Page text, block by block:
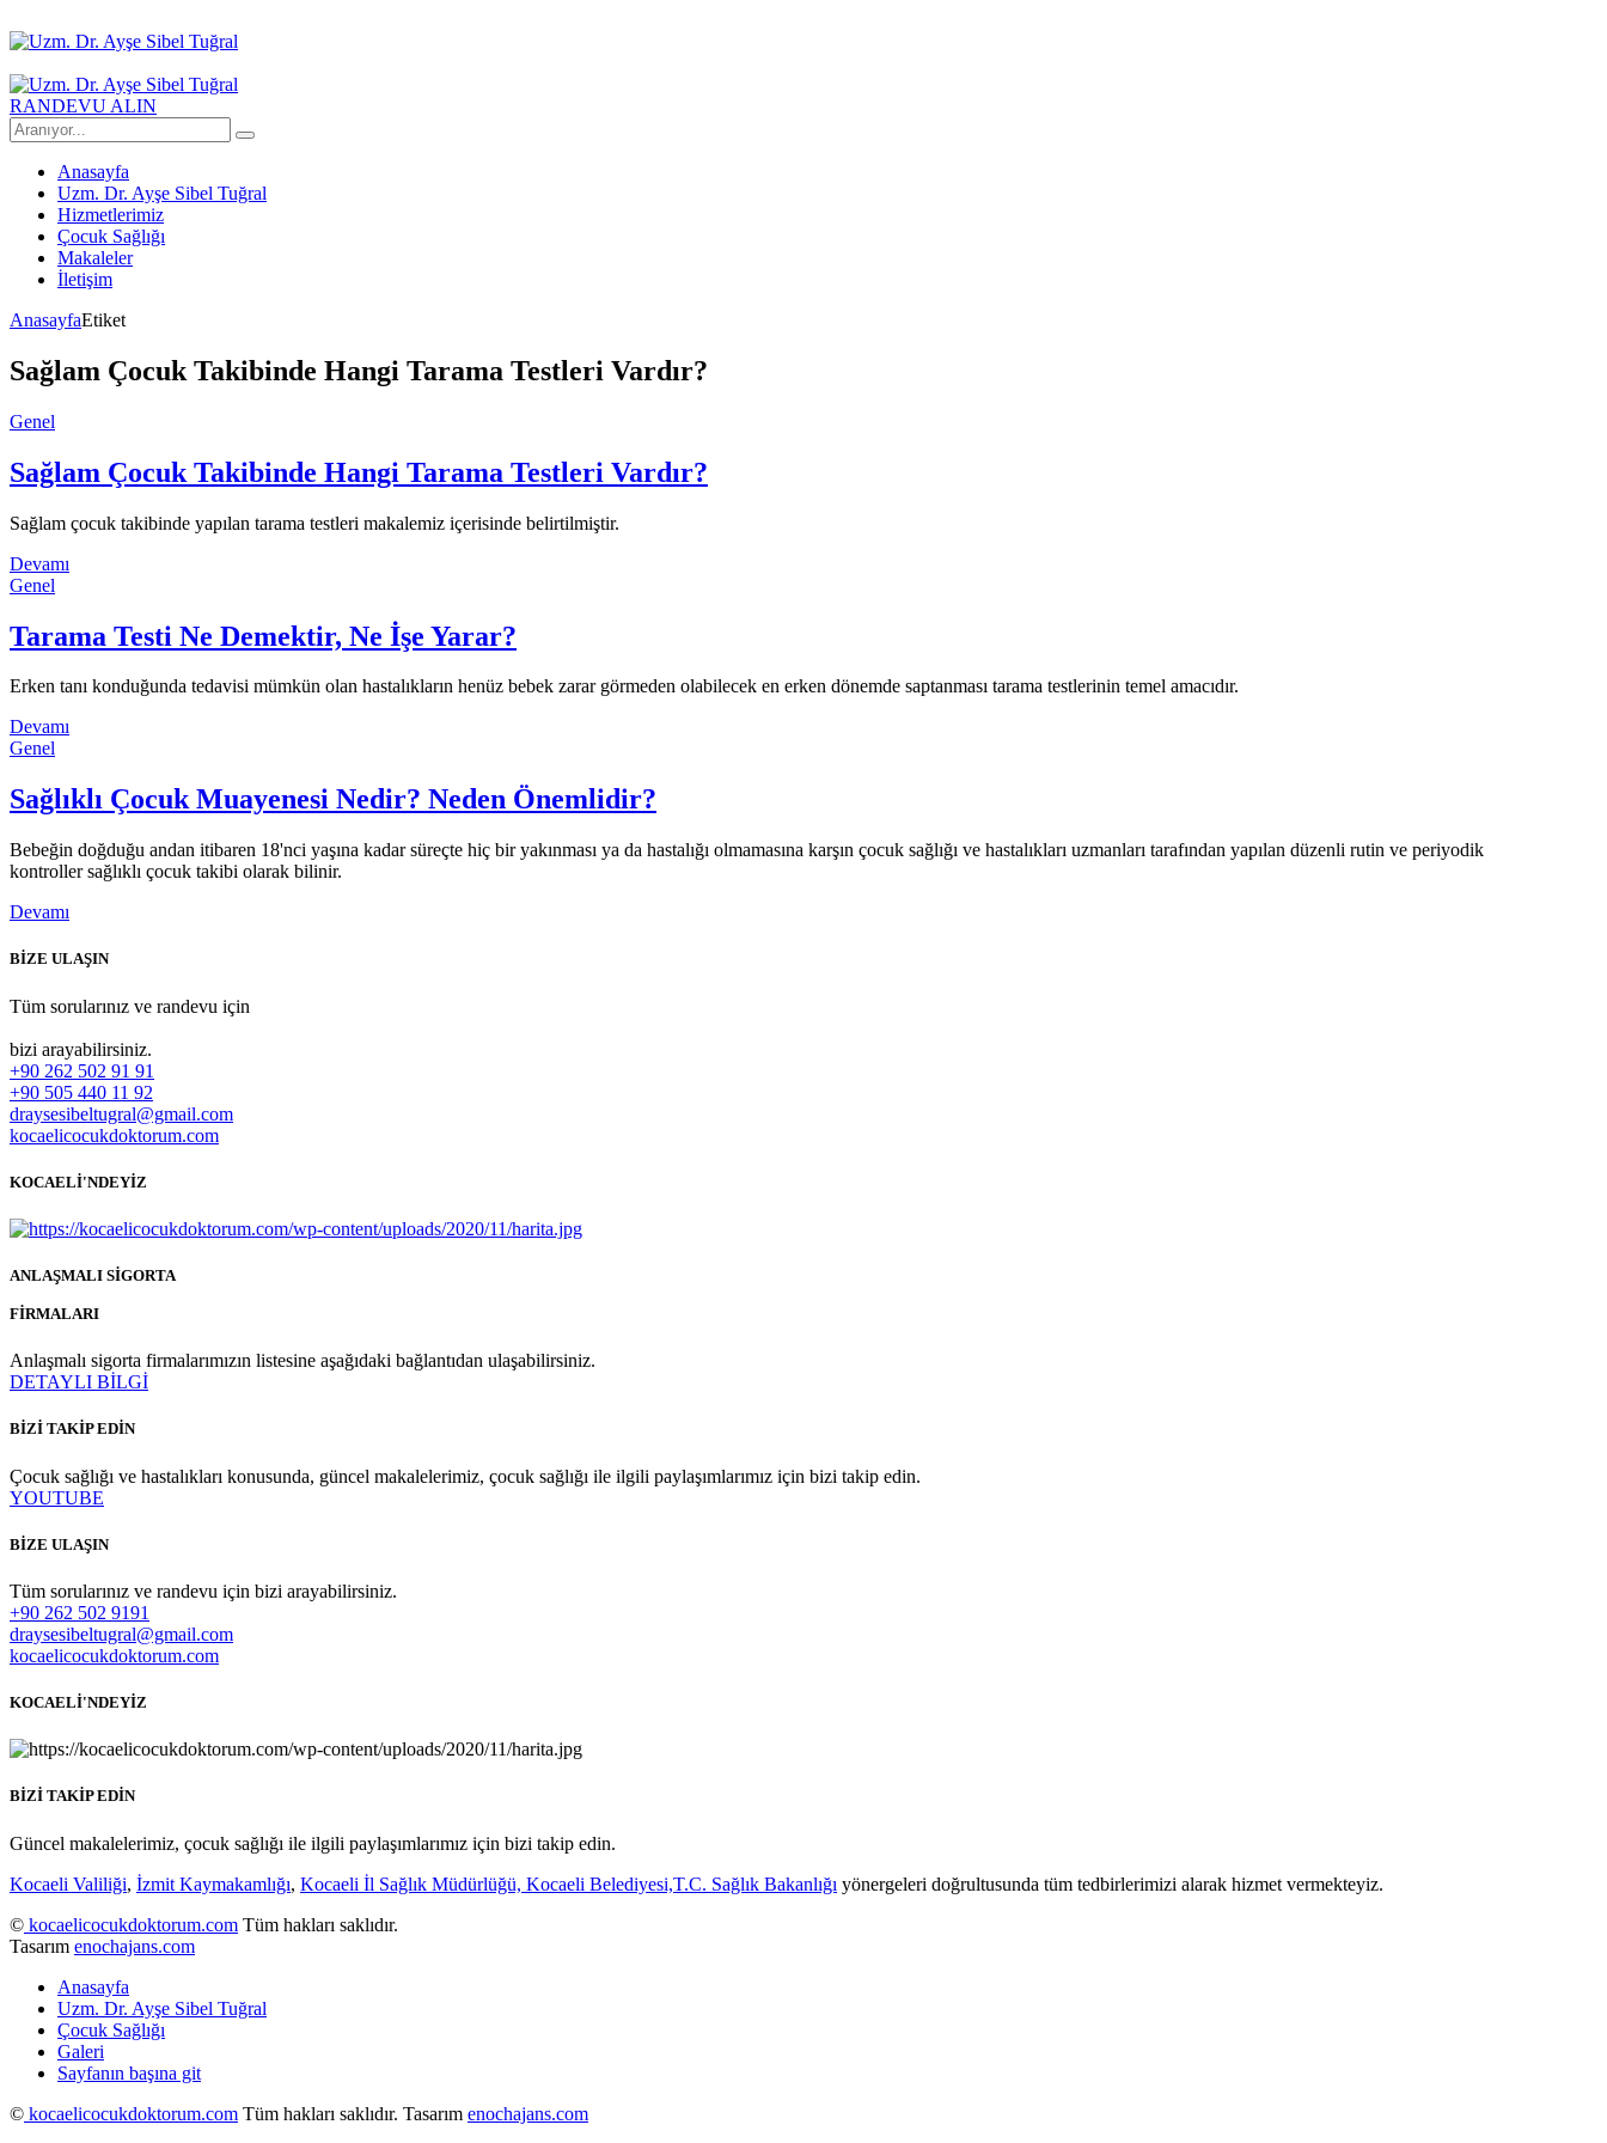
RANDEVU ALIN
Anasayfa
Uzm. Dr. Ayşe Sibel Tuğral
Hizmetlerimiz
Çocuk Sağlığı
Makaleler
İletişim
AnasayfaEtiket
Sağlam Çocuk Takibinde Hangi Tarama Testleri Vardır?
Genel
Sağlam Çocuk Takibinde Hangi Tarama Testleri Vardır?
Sağlam çocuk takibinde yapılan tarama testleri makalemiz içerisinde belirtilmiştir.
Devamı
Genel
Tarama Testi Ne Demektir, Ne İşe Yarar?
Erken tanı konduğunda tedavisi mümkün olan hastalıkların henüz bebek zarar görmeden olabilecek en erken dönemde saptanması tarama testlerinin temel amacıdır.
Devamı
Genel
Sağlıklı Çocuk Muayenesi Nedir? Neden Önemlidir?
Bebeğin doğduğu andan itibaren 18'nci yaşına kadar süreçte hiç bir yakınması ya da hastalığı olmamasına karşın çocuk sağlığı ve hastalıkları uzmanları tarafından yapılan düzenli rutin ve periyodik
kontroller sağlıklı çocuk takibi olarak bilinir.
Devamı
BİZE ULAŞIN
Tüm sorularınız ve randevu için
bizi arayabilirsiniz.
+90 262 502 91 91
+90 505 440 11 92
draysesibeltugral@gmail.com
kocaelicocukdoktorum.com
KOCAELİ'NDEYİZ
ANLAŞMALI SİGORTA
FİRMALARI
Anlaşmalı sigorta firmalarımızın listesine aşağıdaki bağlantıdan ulaşabilirsiniz.
DETAYLI BİLGİ
BİZİ TAKİP EDİN
Çocuk sağlığı ve hastalıkları konusunda, güncel makalelerimiz, çocuk sağlığı ile ilgili paylaşımlarımız için bizi takip edin.
YOUTUBE
BİZE ULAŞIN
Tüm sorularınız ve randevu için bizi arayabilirsiniz.
+90 262 502 9191
draysesibeltugral@gmail.com
kocaelicocukdoktorum.com
KOCAELİ'NDEYİZ
BİZİ TAKİP EDİN
Güncel makalelerimiz, çocuk sağlığı ile ilgili paylaşımlarımız için bizi takip edin.
Kocaeli Valiliği, İzmit Kaymakamlığı, Kocaeli İl Sağlık Müdürlüğü, Kocaeli Belediyesi,T.C. Sağlık Bakanlığı yönergeleri doğrultusunda tüm tedbirlerimizi alarak hizmet vermekteyiz.
© kocaelicocukdoktorum.com Tüm hakları saklıdır.
Tasarım enochajans.com
Anasayfa
Uzm. Dr. Ayşe Sibel Tuğral
Çocuk Sağlığı
Galeri
Sayfanın başına git
© kocaelicocukdoktorum.com Tüm hakları saklıdır. Tasarım enochajans.com